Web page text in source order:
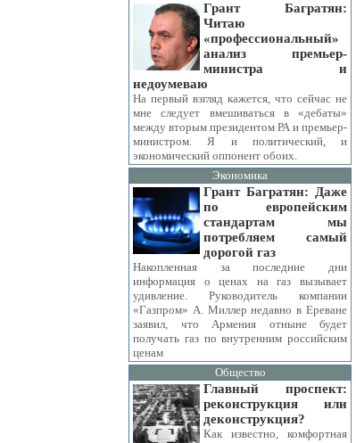
Грант Багратян:
Читаю
«профессиональный»
анализ премьер-
министра и
недоумеваю
На первый взгляд кажется, что сейчас не
мне следует вмешиваться в «дебаты»
между вторым президентом РА и премьер-
министром. Я и политический, и
экономический оппонент обоих.
Экономика
Грант Багратян: Даже
по европейским
стандартам мы
потребляем самый
дорогой газ
Накопленная за последние дни
информация о ценах на газ вызывает
удивление. Руководитель компании
«Газпром» А. Миллер недавно в Ереване
заявил, что Армения отныне будет
получать газ по внутренним российским
ценам
Общество
Главный проспект:
реконструкция или
деконструкция?
Как известно, комфортная